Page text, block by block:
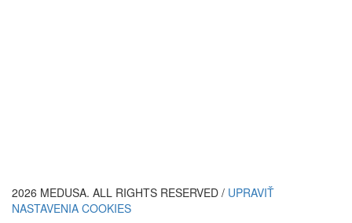
2026 MEDUSA. ALL RIGHTS RESERVED / UPRAVIŤ
NASTAVENIA COOKIES